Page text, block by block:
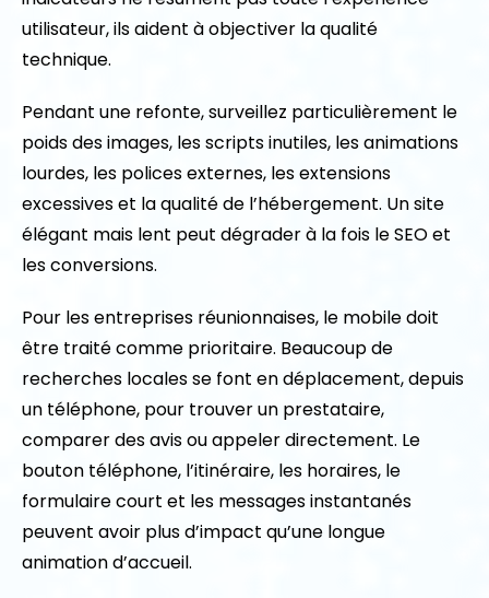
utilisateur, ils aident à objectiver la qualité
technique.
Pendant une refonte, surveillez particulièrement le
poids des images, les scripts inutiles, les animations
lourdes, les polices externes, les extensions
excessives et la qualité de l’hébergement. Un site
élégant mais lent peut dégrader à la fois le SEO et
les conversions.
Pour les entreprises réunionnaises, le mobile doit
être traité comme prioritaire. Beaucoup de
recherches locales se font en déplacement, depuis
un téléphone, pour trouver un prestataire,
comparer des avis ou appeler directement. Le
bouton téléphone, l’itinéraire, les horaires, le
formulaire court et les messages instantanés
peuvent avoir plus d’impact qu’une longue
animation d’accueil.